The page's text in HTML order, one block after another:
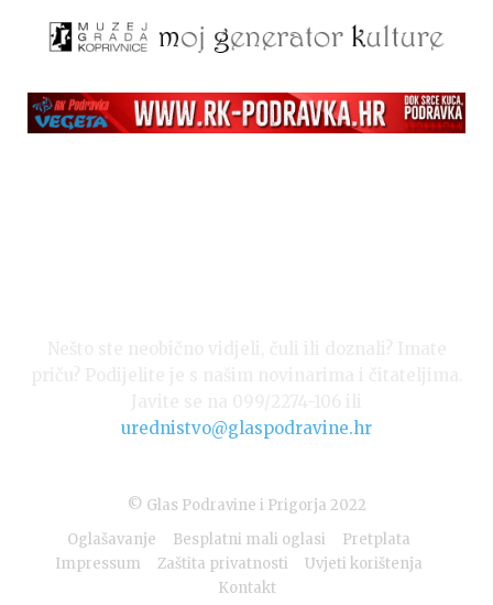
urednistvo@glaspodravine.hr
© Glas Podravine i Prigorja 2022
Oglašavanje
Besplatni mali oglasi
Pretplata
Impressum
Zaštita privatnosti
Uvjeti korištenja
Kontakt